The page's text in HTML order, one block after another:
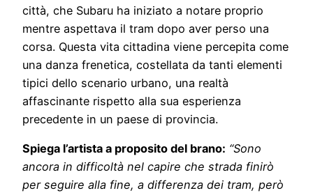
città, che Subaru ha iniziato a notare proprio
mentre aspettava il tram dopo aver perso una
corsa. Questa vita cittadina viene percepita come
una danza frenetica, costellata da tanti elementi
tipici dello scenario urbano, una realtà
affascinante rispetto alla sua esperienza
precedente in un paese di provincia.
Spiega l’artista a proposito del brano: “Sono
ancora in difficoltà nel capire che strada finirò
per seguire alla fine, a differenza dei tram, però